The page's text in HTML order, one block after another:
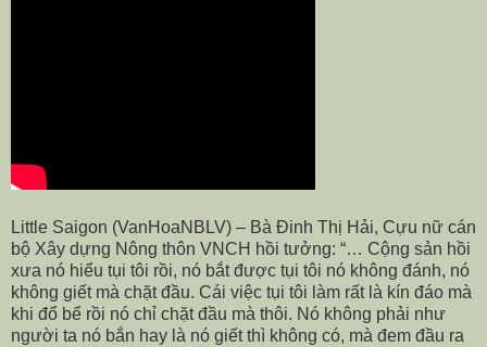
Little Saigon (VanHoaNBLV) – Bà Đinh Thị Hải, Cựu nữ cán
bộ Xây dựng Nông thôn VNCH hồi tưởng: “… Cộng sản hồi
xưa nó hiểu tụi tôi rồi, nó bắt được tụi tôi nó không đánh, nó
không giết mà chặt đầu. Cái việc tụi tôi làm rất là kín đáo mà
khi đổ bể rồi nó chỉ chặt đầu mà thôi. Nó không phải như
người ta nó bắn hay là nó giết thì không có, mà đem đầu ra